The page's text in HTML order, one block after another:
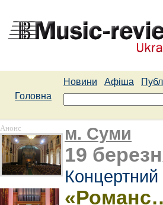
Новини Афіша
Головна
Анонс м. Суми
19
Концертний